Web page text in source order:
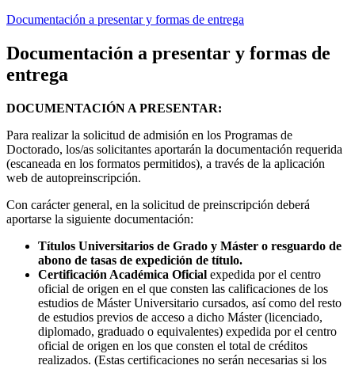
Documentación a presentar y formas de entrega
Documentación a presentar y formas de
entrega
DOCUMENTACIÓN A PRESENTAR:
Para realizar la solicitud de admisión en los Programas de
Doctorado, los/as solicitantes aportarán la documentación requerida
(escaneada en los formatos permitidos), a través de la aplicación
web de autopreinscripción.
Con carácter general, en la solicitud de preinscripción deberá
aportarse la siguiente documentación:
Títulos Universitarios de Grado y Máster o resguardo de
abono de tasas de expedición de título.
Certificación Académica Oficial expedida por el centro
oficial de origen en el que consten las calificaciones de los
estudios de Máster Universitario cursados, así como del resto
de estudios previos de acceso a dicho Máster (licenciado,
diplomado, graduado o equivalentes) expedida por el centro
oficial de origen en los que consten el total de créditos
realizados. (Estas certificaciones no serán necesarias si los